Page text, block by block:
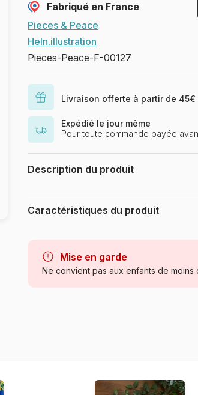
Fabriqué en France
Pieces & Peace
Heln.illustration
Pieces-Peace-F-00127
Livraison offerte à partir de 45€
Expédié le jour même
Pour toute commande payée
Description du produit
©Heln.illustration
Caractéristiques du produit
Catégorie
Age
Mise en garde
Ne convient pas aux enfants de moins